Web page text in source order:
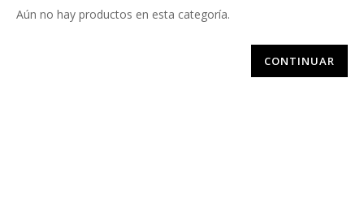
Aún no hay productos en esta categoría.
CONTINUAR